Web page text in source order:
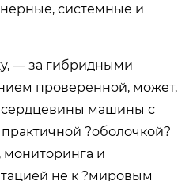
системные и
— за гибридными
проверенной, может,
сердцевины машины с
?оболочкой?
мониторинга и
не к ?мировым